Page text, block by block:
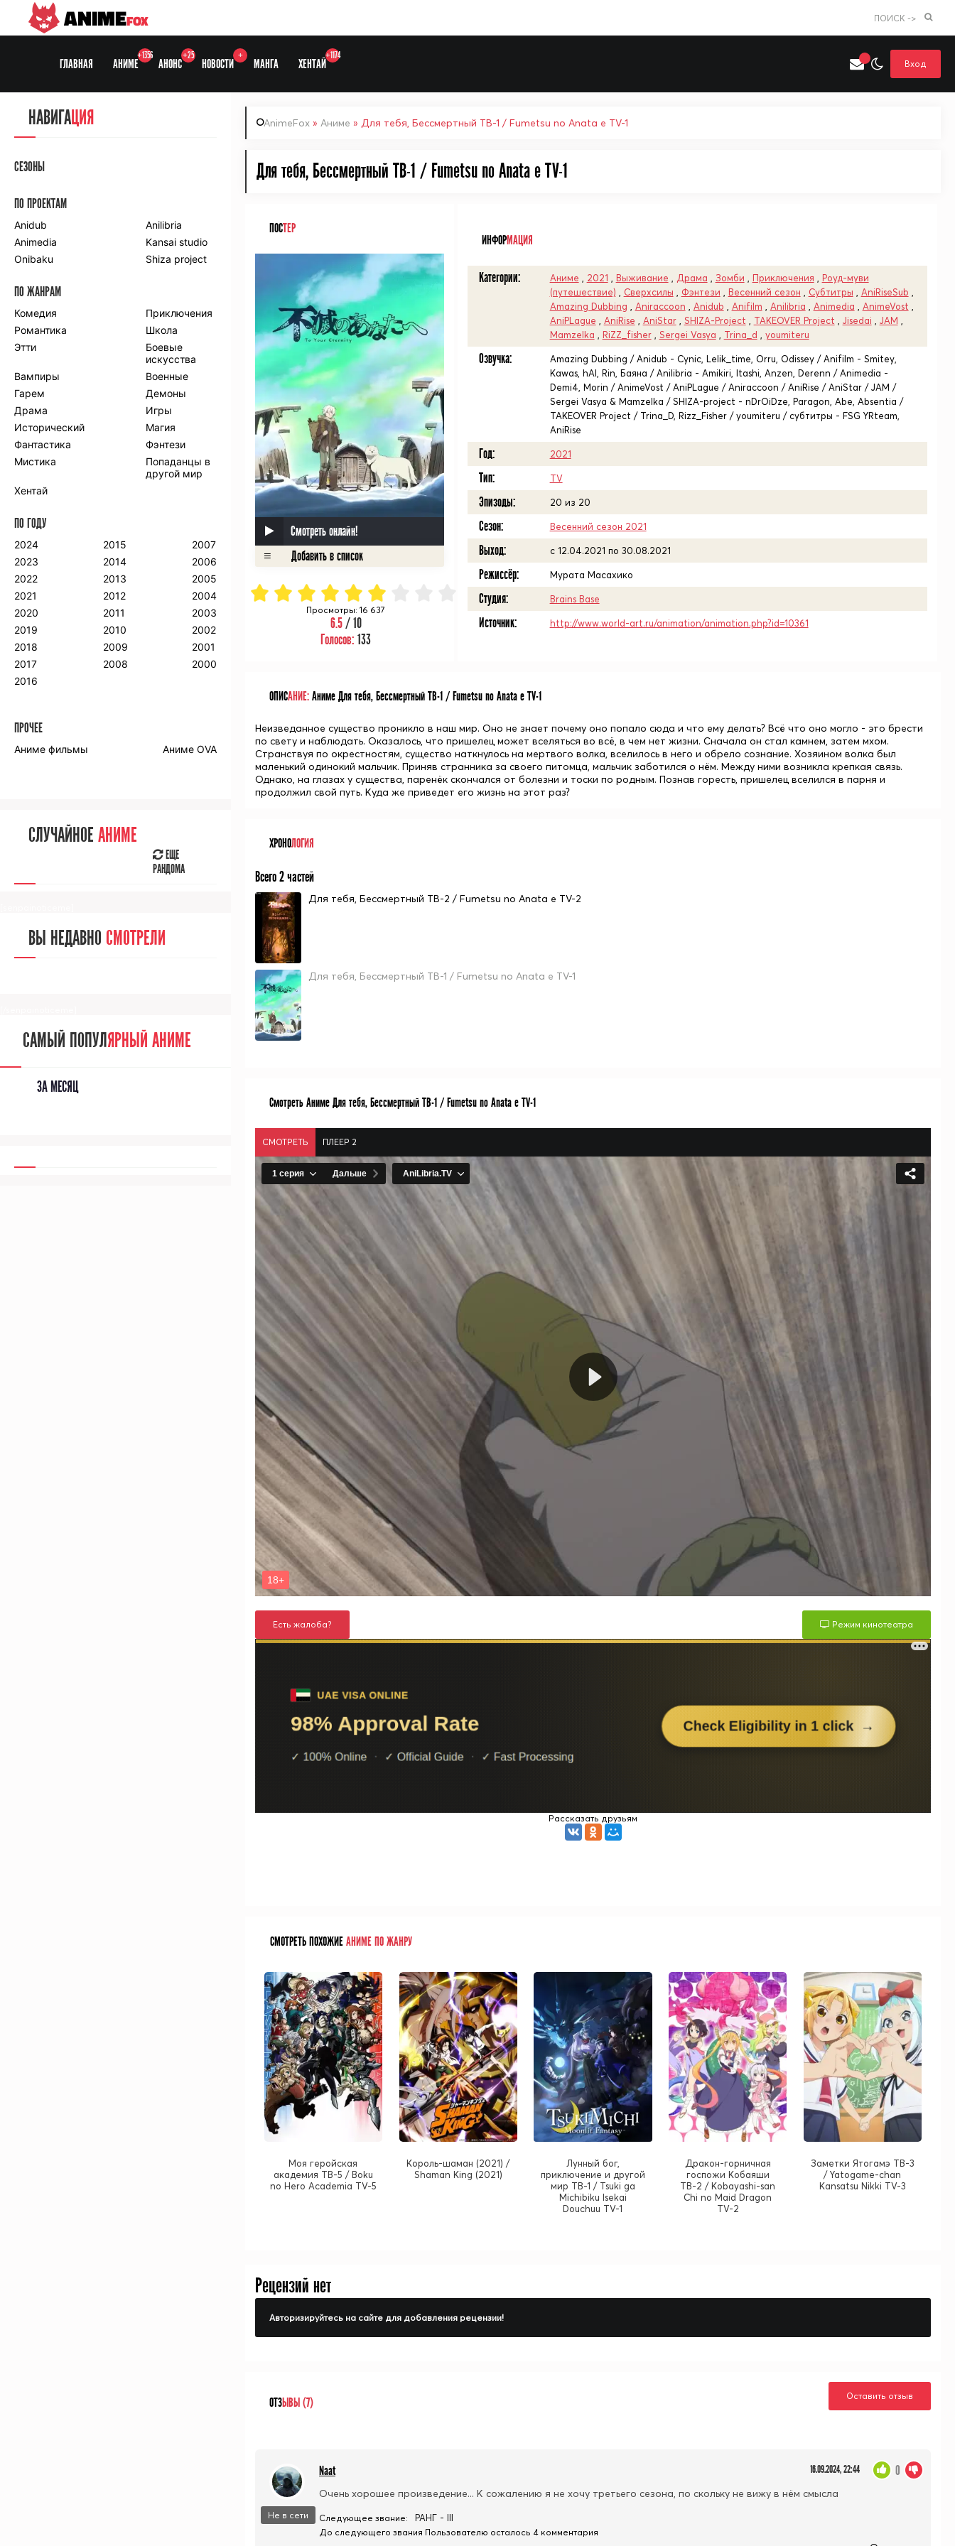
ANIMEFOX ПОИСК ->
ГЛАВНАЯ АНИМЕ
+1356
АНОНС
+25
НОВОСТИ
+
МАНГА ХЕНТАЙ
+1174
Вход
AnimeFox » Аниме » Для тебя, Бессмертный ТВ-1 / Fumetsu no Anata e TV-1
Для тебя, Бессмертный ТВ-1 / Fumetsu no Anata e TV-1
ПОСТЕР
Смотреть онлайн!
Просмотры: 16 637
6.5/ 10
Голосов:133
ИНФОРМАЦИЯ
Категории: Аниме 2021 Выживание Драма Зомби Приключения
Роуд-муви
(путешествие)
Сверхсилы Фэнтези Весенний сезон Субтитры AniRiseSub
Amazing Dubbing
Aniraccoon Anidub Anifilm Anilibria Animedia AnimeVost
AniPLague
AniRise AniStar, SHIZA-Project TAKEOVER Project Jisedai JAM
Mamzelka
RiZZ_fisher, Sergei Vasya Trina_d youmiteru
Озвучка:
Amazing Dubbing / Anidub - Cynic, Lelik_time, Orru, Odissey / Anifilm - Smitey,
Kawas, hAl, Rin, Баяна / Anilibria - Amikiri, Itashi, Anzen, Derenn / Animedia -
Demi4, Morin / AnimeVost / AniPLague / Aniraccoon / AniRise / AniStar / JAM /
Sergei Vasya & Mamzelka / SHIZA-project - nDrOiDze, Paragon, Abe, Absentia /
TAKEOVER Project / Trina_D, Rizz_Fisher / youmiteru / субтитры - FSG YRteam,
AniRise
Год: 2021
Тип: TV
Эпизоды: 20 из 20
Сезон: Весенний сезон 2021
Выход: c 12.04.2021 по 30.08.2021
Режиссёр: Мурата Масахико
Студия: Brains Base
Источник: http://www.world-art.ru/animation/animation.php?id=10361
ОПИСАНИЕ:Аниме Для тебя, Бессмертный ТВ-1 / Fumetsu no Anata e TV-1
Неизведанное существо проникло в наш мир. Оно не знает почему оно попало сюда и что ему делать? Всё что оно могло - это брести
по свету и наблюдать. Оказалось, что пришелец может вселяться во всё, в чем нет жизни. Сначала он стал камнем, затем мхом.
Странствуя по окрестностям, существо наткнулось на мертвого волка, вселилось в него и обрело сознание. Хозяином волка был
маленький одинокий мальчик. Приняв странника за своего питомца, мальчик заботился о нём. Между ними возникла крепкая связь.
Однако, на глазах у существа, паренёк скончался от болезни и тоски по родным. Познав горесть, пришелец вселился в парня и
продолжил свой путь. Куда же приведет его жизнь на этот раз?
ХРОНОЛОГИЯ
Всего 2 частей
Для тебя, Бессмертный ТВ-2 / Fumetsu no Anata e TV-2
Для тебя, Бессмертный ТВ-1 / Fumetsu no Anata e TV-1
Смотреть Аниме Для тебя, Бессмертный ТВ-1 / Fumetsu no Anata e TV-1
СМОТРЕТЬ ПЛЕЕР 2
Есть жалоба? Режим кинотеатра
Рассказать друзьям
СМОТРЕТЬ ПОХОЖИЕАНИМЕ ПО ЖАНРУ
Моя геройская
академия ТВ-5 / Boku
no Hero Academia TV-5
Король-шаман (2021) /
Shaman King (2021)
Лунный бог,
приключение и другой
мир ТВ-1 / Tsuki ga
Michibiku Isekai
Douchuu TV-1
Дракон-горничная
госпожи Кобаяши
ТВ-2 / Kobayashi-san
Chi no Maid Dragon
TV-2
Заметки Ятогамэ ТВ-3
/ Yatogame-chan
Kansatsu Nikki TV-3
Рецензий нет
Авторизируйтесь на сайте для добавления рецензии!
ОТЗЫВЫ (7) Оставить отзыв
Не в сети
Naat 16.09.2024, 22:44
Очень хорошее произведение... К сожалению я не хочу третьего сезона, по скольку не вижу в нём смысла
0
Следующее звание: РАНГ - III
До следующего звания Пользователю осталось 4 комментария
НАВИГАЦИЯ
СЕЗОНЫ
ПО ПРОЕКТАМ
Anidub
Anilibria
Animedia
Kansai studio
Onibaku
Shiza project
ПО ЖАНРАМ
Комедия
Приключения
Романтика
Школа
Этти
Боевые
искусства
Вампиры
Военные
Гарем
Демоны
Драма
Игры
Исторический
Магия
Фантастика
Фэнтези
Мистика
Попаданцы в
другой мир
Хентай
ПО ГОДУ
2024
2023
2022
2021
2020
2019
2018
2017
2016
2015
2014
2013
2012
2011
2010
2009
2008
2007
2006
2005
2004
2003
2002
2001
2000
ПРОЧЕЕ
Аниме фильмы Аниме OVA
СЛУЧАЙНОЕ АНИМЕ
ЕЩЕ
РАНДОМА
ВЫ НЕДАВНО СМОТРЕЛИ
САМЫЙ ПОПУЛЯРНЫЙ АНИМЕ
ЗА МЕСЯЦ